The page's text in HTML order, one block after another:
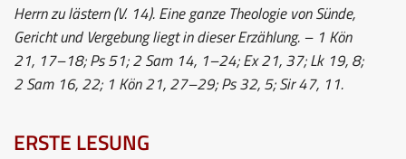
Herrn zu lästern (V. 14). Eine ganze Theologie von Sünde,
Gericht und Vergebung liegt in dieser Erzählung. – 1 Kön
21, 17–18; Ps 51; 2 Sam 14, 1–24; Ex 21, 37; Lk 19, 8;
2 Sam 16, 22; 1 Kön 21, 27–29; Ps 32, 5; Sir 47, 11.
ERSTE LESUNG